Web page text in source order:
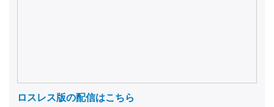
ロスレス版の配信はこちら